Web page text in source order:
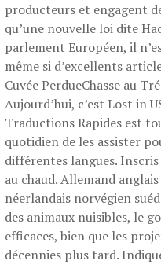
producteurs et engagent
qu’une nouvelle loi dite
parlement Européen, il
même si d’excellents
Cuvée PerdueChasse au
Aujourd’hui, c’est Lost in
Traductions Rapides est
quotidien de les assister
différentes langues.
au chaud. Allemand
néerlandais norvégien
des animaux nuisibles, le
efficaces, bien que les
décennies plus tard.